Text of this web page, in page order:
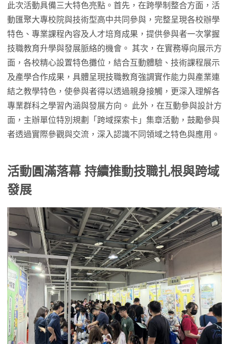
此次活動具備三大特色亮點。首先，在跨學制整合方面，活
動匯聚大專校院與技術型高中共同參與，完整呈現各校辦學
特色、專業課程內容及人才培育成果，提供參與者一次掌握
技職教育升學與發展脈絡的機會。 其次，在實務導向展示方
面，各校精心設置特色攤位，結合互動體驗、技術課程展示
及產學合作成果，具體呈現技職教育強調實作能力與產業連
結之教學特色，使參與者得以透過親身接觸，更深入理解各
專業群科之學習內涵與發展方向。 此外，在互動參與設計方
面，主辦單位特別規劃「跨域探索卡」集章活動，鼓勵參與
者透過實際參觀與交流，深入認識不同領域之特色與應用。
活動圓滿落幕 持續推動技職扎根與跨域
發展